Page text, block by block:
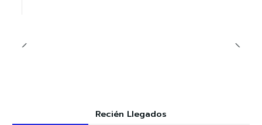
Recién Llegados